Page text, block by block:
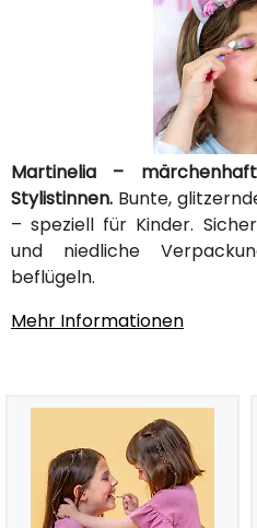
Martinelia –
Stylistinnen. Bunte,
– speziell für Kinder.
und niedliche
beflügeln.
Mehr Informationen